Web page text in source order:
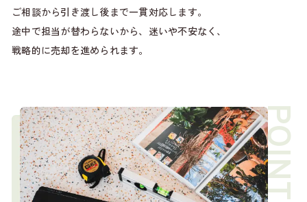
ご相談から引き渡し後まで一貫対応します。
途中で担当が替わらないから、迷いや不安なく、
戦略的に売却を進められます。